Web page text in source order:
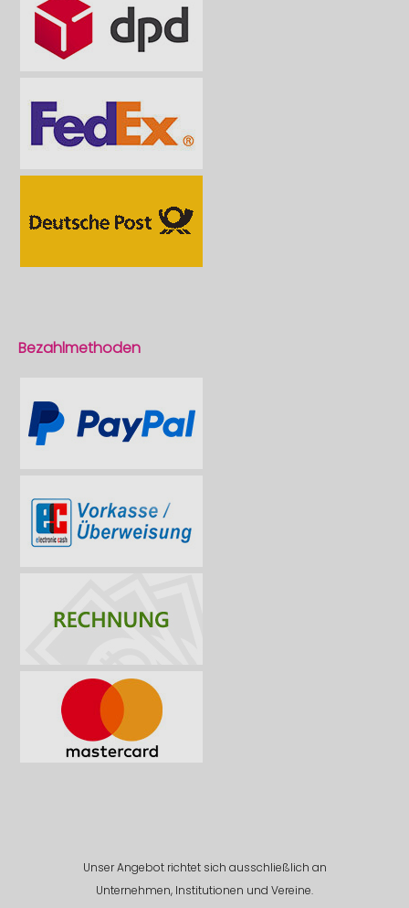
Bezahlmethoden
Unser Angebot richtet sich ausschließlich an
Unternehmen, Institutionen und Vereine.